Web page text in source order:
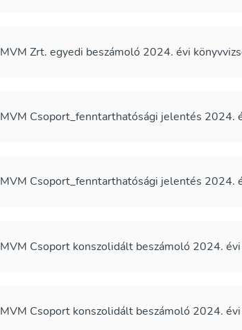
MVM Zrt. egyedi beszámoló 2024. évi
MVM Csoport_fenntarthatósági jelentés
MVM Csoport_fenntarthatósági jelentés
MVM Csoport konszolidált beszámoló 2024.
MVM Csoport konszolidált beszámoló 2024.